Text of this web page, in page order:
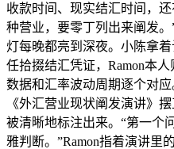
收款时间、现实结汇时间，
种营业，要零丁列出来阐发
灯每晚都亮到深夜。小陈拿
任拾掇结汇凭证，Ramon本
数据和汇率波动周期逐个对
《外汇营业现状阐发演讲》
被清晰地标注出来。“第一个
雅判断。”Ramon指着演讲里